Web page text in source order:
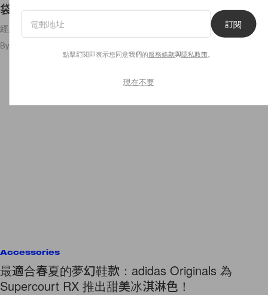
袋！
經典款式當然要立即入手！
By
Accessories
最適合春夏的夢幻鞋款：adidas Originals 為
Supercourt RX 推出甜美冰淇淋色！
訂閱
點擊訂閱即表示您同意我們的服務條款與隱私政策
現在不要